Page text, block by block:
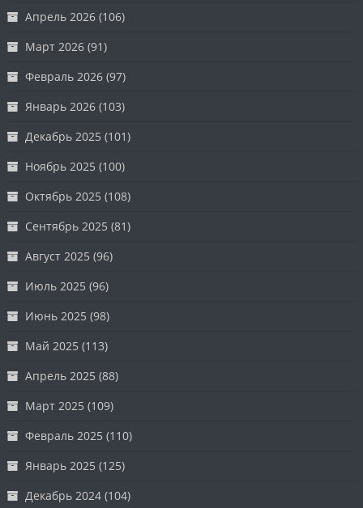
Апрель 2026 (106)
Март 2026 (91)
Февраль 2026 (97)
Январь 2026 (103)
Декабрь 2025 (101)
Ноябрь 2025 (100)
Октябрь 2025 (108)
Сентябрь 2025 (81)
Август 2025 (96)
Июль 2025 (96)
Июнь 2025 (98)
Май 2025 (113)
Апрель 2025 (88)
Март 2025 (109)
Февраль 2025 (110)
Январь 2025 (125)
Декабрь 2024 (104)